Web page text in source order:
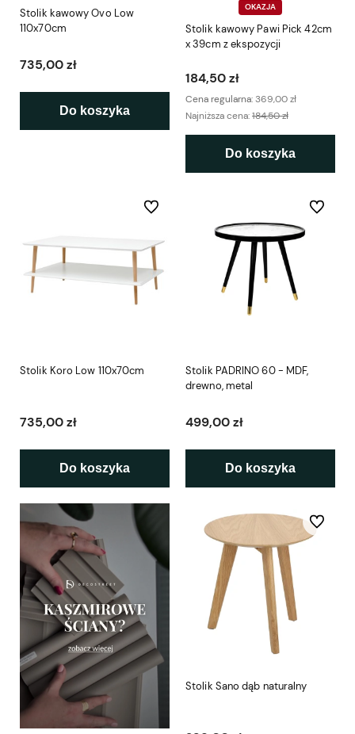
Stolik kawowy Ovo Low
110x70cm
735,00 zł
Do koszyka
OKAZJA
Stolik kawowy Pawi Pick 42cm
x 39cm z ekspozycji
184,50 zł
Cena regularna:369,00 zł
Najniższa cena:184,50 zł
Do koszyka
Stolik Koro Low 110x70cm
735,00 zł
Do koszyka
Do ulubionych
Stolik PADRINO 60 - MDF,
drewno, metal
499,00 zł
Do koszyka
Do
Stolik Sano dąb naturalny
Do